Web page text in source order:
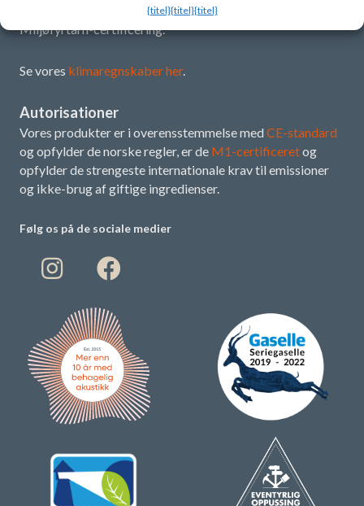
{titel}{titel}{titel}
at påtage sig et klima- og miljøansvar gennem sin
Miljøfyrtårn-certificering.
Se vores klimaregnskaber her.
Autorisationer
Vores produkter er i overensstemmelse med CE-standard
og opfylder de norske regler, er de M1-certificeretog
opfylder de strengeste internationale krav til emissioner
og ikke-brug af giftige ingredienser.
Følg os på de sociale medier